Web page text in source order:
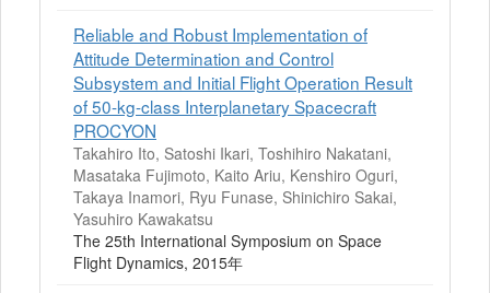
Reliable and Robust Implementation of
Attitude Determination and Control
Subsystem and Initial Flight Operation Result
of 50-kg-class Interplanetary Spacecraft
PROCYON
Takahiro Ito, Satoshi Ikari, Toshihiro Nakatani,
Masataka Fujimoto, Kaito Ariu, Kenshiro Oguri,
Takaya Inamori, Ryu Funase, Shinichiro Sakai,
Yasuhiro Kawakatsu
The 25th International Symposium on Space
Flight Dynamics, 2015年